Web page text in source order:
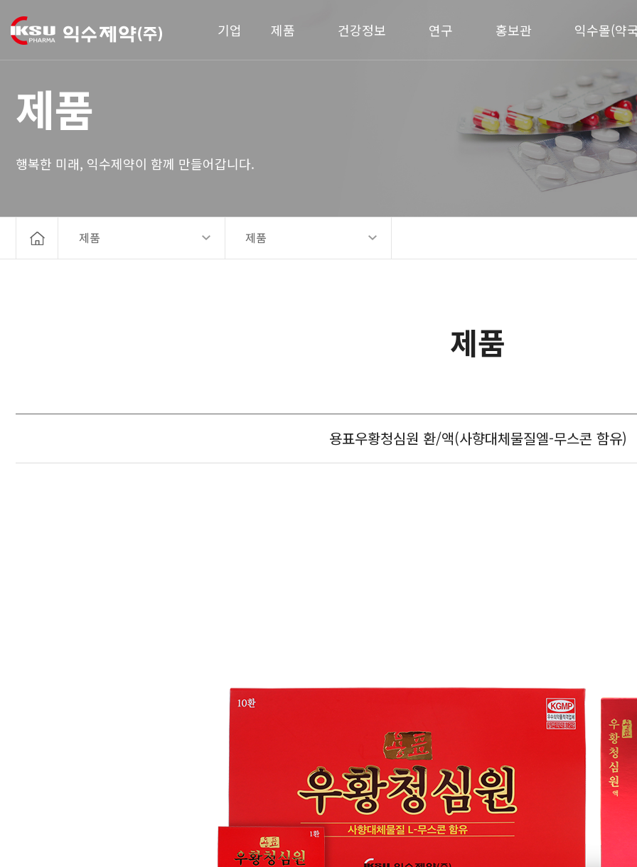
기업 제품 건강정보 연구 홍보관 익수몰(약
제품
행복한 미래, 익수제약이 함께 만들어갑니다.
제품 제품
제품
용표우황청심원 환/액(사향대체물질엘-무스콘 함유)